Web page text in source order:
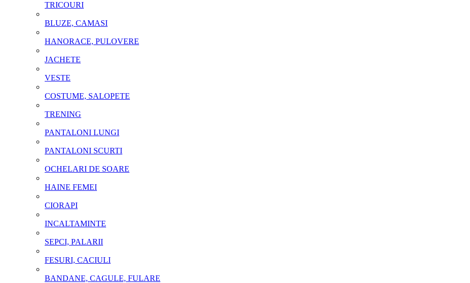
TRICOURI
BLUZE, CAMASI
HANORACE, PULOVERE
JACHETE
VESTE
COSTUME, SALOPETE
TRENING
PANTALONI LUNGI
PANTALONI SCURTI
OCHELARI DE SOARE
HAINE FEMEI
CIORAPI
INCALTAMINTE
SEPCI, PALARII
FESURI, CACIULI
BANDANE, CAGULE, FULARE